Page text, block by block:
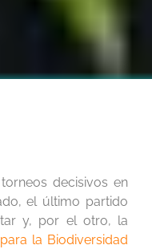
decisivos en
el último partido
y, por el otro, la
la Biodiversidad